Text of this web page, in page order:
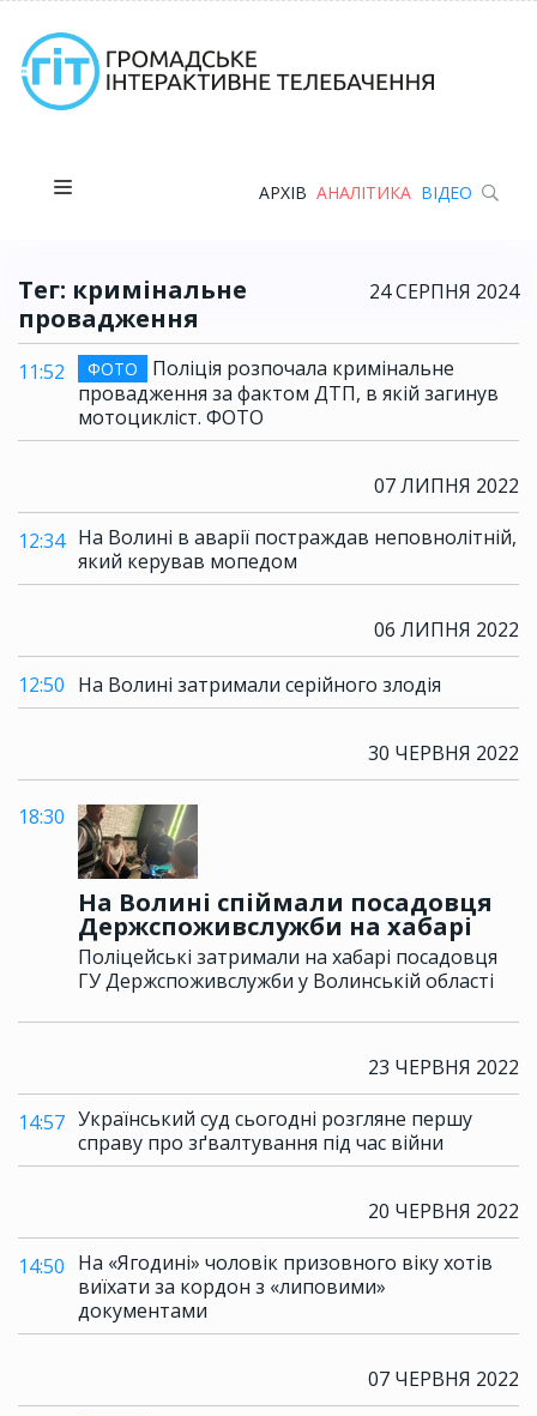
АРХІВ АНАЛІТИКА ВІДЕО
Тег: кримінальне
провадження
24 СЕРПНЯ 2024
11:52 ФОТО
Поліція розпочала кримінальне
провадження за фактом ДТП, в якій загинув
мотоцикліст. ФОТО
07 ЛИПНЯ 2022
12:34 На Волині в аварії постраждав неповнолітній,
який керував мопедом
06 ЛИПНЯ 2022
12:50 На Волині затримали серійного злодія
30 ЧЕРВНЯ 2022
18:30
На Волині спіймали посадовця
Держспоживслужби на хабарі
Поліцейські затримали на хабарі посадовця
ГУ Держспоживслужби у Волинській області
23 ЧЕРВНЯ 2022
14:57 Український суд сьогодні розгляне першу
справу про зґвалтування під час війни
20 ЧЕРВНЯ 2022
14:50 На «Ягодині» чоловік призовного віку хотів
виїхати за кордон з «липовими»
документами
07 ЧЕРВНЯ 2022